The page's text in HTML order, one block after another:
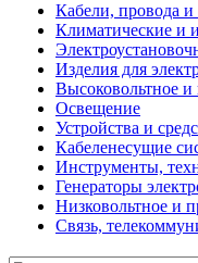
Кабели, провода и
Климатические и
Изделия для
Высоковольтное
Освещение
Устройства и
Кабеленесущие
Инструменты,
Генераторы
Низковольтное и
Связь,